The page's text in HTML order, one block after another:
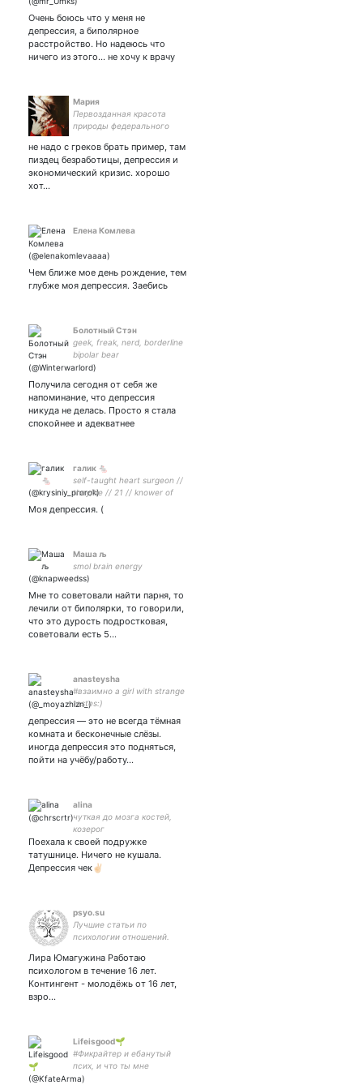
Очень боюсь что у меня не
депрессия, а биполярное
расстройство. Но надеюсь что
ничего из этого... не хочу к врачу
Мария
Первозданная красота
природы федерального
не надо с греков брать пример, там
пиздец безработицы, депрессия и
экономический кризис. хорошо
хот…
Елена Комлева
Чем ближе мое день рождение, тем
глубже моя депрессия. Заебись
Болотный Стэн
geek, freak, nerd, borderline
bipolar bear
Получила сегодня от себя же
напоминание, что депрессия
никуда не делась. Просто я стала
спокойнее и адекватнее
галик 🐁
self-taught heart surgeon //
they/he // 21 // knower of
things // rus+eng
Моя депрессия. (
Маша љ
smol brain energy
Мне то советовали найти парня, то
лечили от биполярки, то говорили,
что это дурость подростковая,
советовали есть 5…
anasteysha
#взаимно a girl with strange
tastes:)
депрессия — это не всегда тёмная
комната и бесконечные слёзы.
иногда депрессия это подняться,
пойти на учёбу/работу…
alina
чуткая до мозга костей,
козерог
Поехала к своей подружке
татушнице. Ничего не кушала.
Депрессия чек✌🏻
psyo.su
Лучшие статьи по
психологии отношений.
Челябинской области.
Полезные советы и много
интересного!
Лира Юмагужина Работаю
психологом в течение 16 лет.
Контингент - молодёжь от 16 лет,
взро…
Lifeisgood🌱
#Фикрайтер и ебанутый
псих, и что ты мне
сделаешь ?